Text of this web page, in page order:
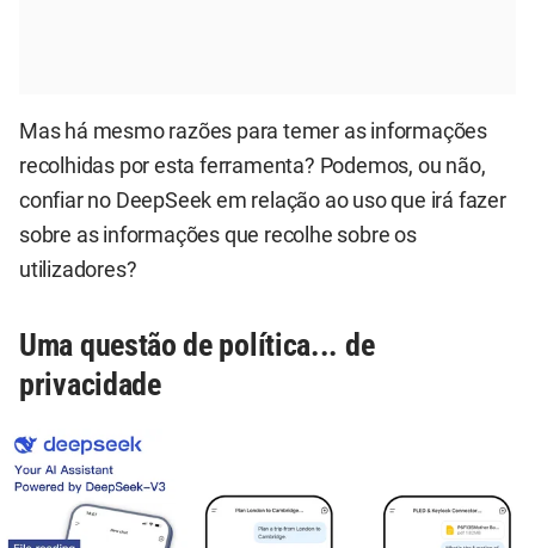
Mas há mesmo razões para temer as informações
recolhidas por esta ferramenta? Podemos, ou não,
confiar no DeepSeek em relação ao uso que irá fazer
sobre as informações que recolhe sobre os
utilizadores?
Uma questão de política... de
privacidade